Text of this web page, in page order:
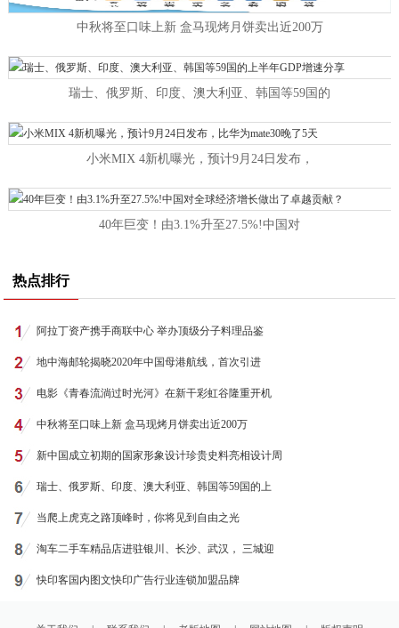
中秋将至口味上新 盒马现烤月饼卖出近200万
瑞士、俄罗斯、印度、澳大利亚、韩国等59国的
小米MIX 4新机曝光，预计9月24日发布，
40年巨变！由3.1%升至27.5%!中国对
热点排行
阿拉丁资产携手商联中心 举办顶级分子料理品鉴
地中海邮轮揭晓2020年中国母港航线，首次引进
电影《青春流淌过时光河》在新干彩虹谷隆重开机
中秋将至口味上新 盒马现烤月饼卖出近200万
新中国成立初期的国家形象设计珍贵史料亮相设计周
瑞士、俄罗斯、印度、澳大利亚、韩国等59国的上
当爬上虎克之路顶峰时，你将见到自由之光
淘车二手车精品店进驻银川、长沙、武汉， 三城迎
快印客国内图文快印广告行业连锁加盟品牌